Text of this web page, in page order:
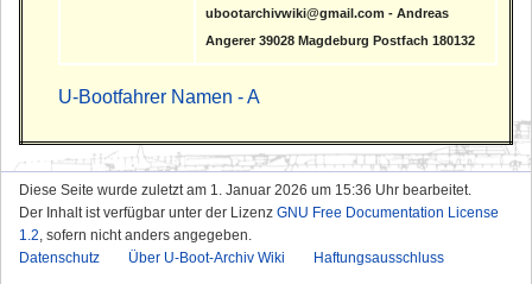
ubootarchivwiki@gmail.com - Andreas
Angerer 39028 Magdeburg Postfach 180132
U-Bootfahrer Namen - A
Diese Seite wurde zuletzt am 1. Januar 2026 um 15:36 Uhr bearbeitet.
Der Inhalt ist verfügbar unter der Lizenz GNU Free Documentation License
1.2, sofern nicht anders angegeben.
Datenschutz
Über U-Boot-Archiv Wiki Haftungsausschluss